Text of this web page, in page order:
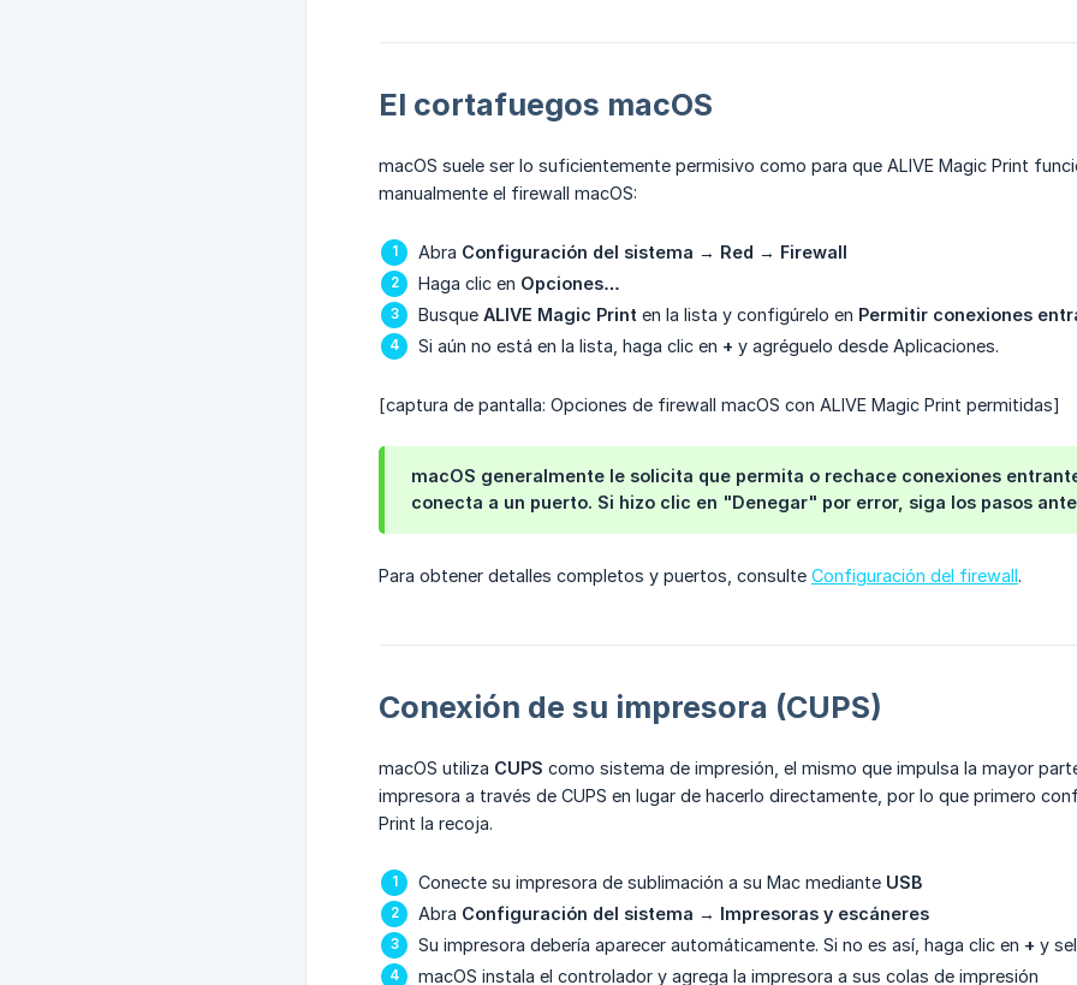
El cortafuegos macOS
macOS suele ser lo suficientemente permisivo como para que ALIVE Magic Print
manualmente el firewall macOS:
Abra Configuración del sistema → Red → Firewall
Haga clic en Opciones…
Busque ALIVE Magic Print en la lista y configúrelo en Permitir conexiones
Si aún no está en la lista, haga clic en + y agréguelo desde Aplicaciones.
[captura de pantalla: Opciones de firewall macOS con ALIVE Magic Print permitidas]
macOS generalmente le solicita que permita o rechace conexiones
conecta a un puerto. Si hizo clic en "Denegar" por error, siga los pasos
Para obtener detalles completos y puertos, consulte Configuración del firewall.
Conexión de su impresora (CUPS)
macOS utiliza CUPS como sistema de impresión, el mismo que impulsa la mayor
impresora a través de CUPS en lugar de hacerlo directamente, por lo que primero
Print la recoja.
Conecte su impresora de sublimación a su Mac mediante USB
Abra Configuración del sistema → Impresoras y escáneres
Su impresora debería aparecer automáticamente. Si no es así, haga clic en + y
macOS instala el controlador y agrega la impresora a sus colas de impresión